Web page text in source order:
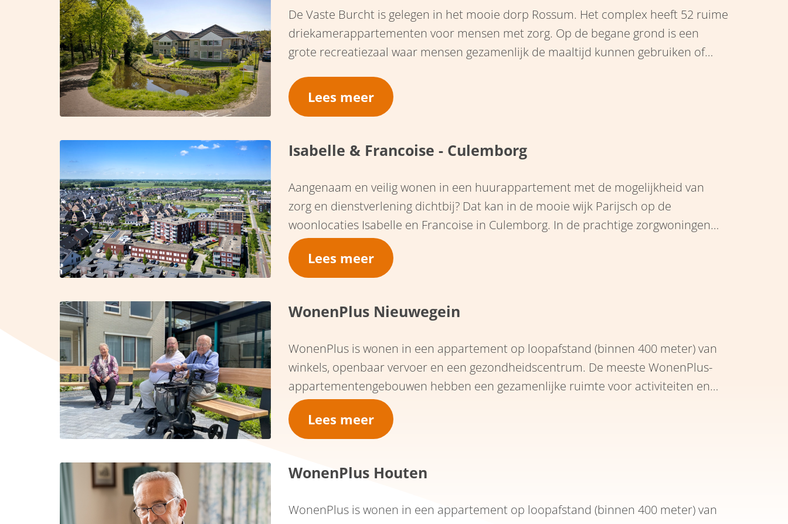
De Vaste Burcht is gelegen in het mooie dorp Rossum. Het complex heeft 52 ruime
driekamerappartementen voor mensen met zorg. Op de begane grond is een
grote recreatiezaal waar mensen gezamenlijk de maaltijd kunnen gebruiken of
dag, 7 dagen per week zorg geboden door een professioneel team van Santé
Partners.
Lees meer
Isabelle & Francoise - Culemborg
Aangenaam en veilig wonen in een huurappartement met de mogelijkheid van
zorg en dienstverlening dichtbij? Dat kan in de mooie wijk Parijsch op de
woonlocaties Isabelle en Francoise in Culemborg. In de prachtige zorgwoningen
kunnen mensen zo zelfstandig mogelijk blijven wonen en functioneren in hun
eigen wijk, ook als daarbij ondersteuning of zorg nodig is.
Lees meer
WonenPlus Nieuwegein
WonenPlus is wonen in een appartement op loopafstand (binnen 400 meter) van
winkels, openbaar vervoer en een gezondheidscentrum. De meeste WonenPlus-
appartementengebouwen hebben een gezamenlijke ruimte voor activiteiten en
ontmoeting. Is dat er niet, dan is er een buurtplein op loopafstand. Er zijn zowel
sociale huurwoningen als particuliere huurwoningen beschikbaar.
Lees meer
WonenPlus Houten
WonenPlus is wonen in een appartement op loopafstand (binnen 400 meter) van